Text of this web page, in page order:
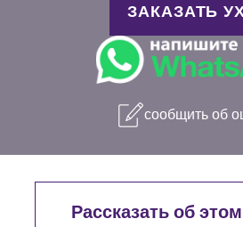
ЗАКАЗАТЬ
сообщить об
Рассказать об